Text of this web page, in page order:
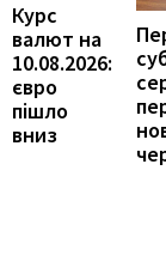
Курс
валют на
10.08.2026:
євро
пішло
вниз